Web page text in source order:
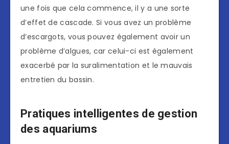
une fois que cela commence, il y a une sorte
d’effet de cascade. Si vous avez un problème
d’escargots, vous pouvez également avoir un
problème d’algues, car celui-ci est également
exacerbé par la suralimentation et le mauvais
entretien du bassin.
Pratiques intelligentes de gestion
des aquariums